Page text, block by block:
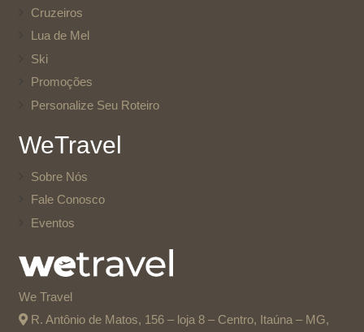
Cruzeiros
Lua de Mel
Ski
Promoções
Personalize Seu Roteiro
WeTravel
Sobre Nós
Fale Conosco
Eventos
We Travel
R. Antônio de Matos, 156 – loja 8 – Centro, Itaúna – MG,